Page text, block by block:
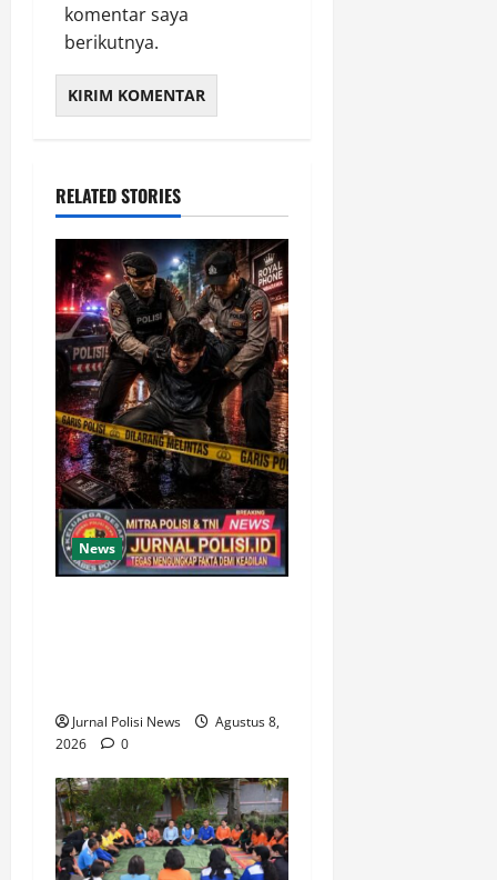
komentar saya
berikutnya.
RELATED STORIES
News
Jurnal Polisi News
Agustus 8,
2026
0